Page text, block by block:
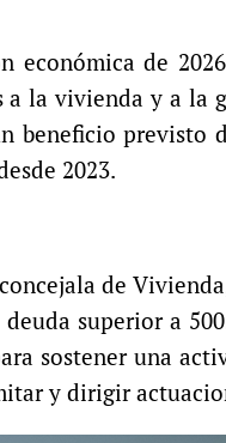
de 2026
la vivienda y a la
beneficio previsto
2023.
de
superior a
sostener una
y dirigir